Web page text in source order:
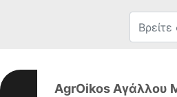
AgrOikos Αγάλλου